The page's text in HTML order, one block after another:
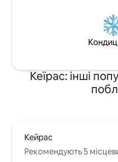
Кеїрас: інші
Кейрас
Рекомендують 5